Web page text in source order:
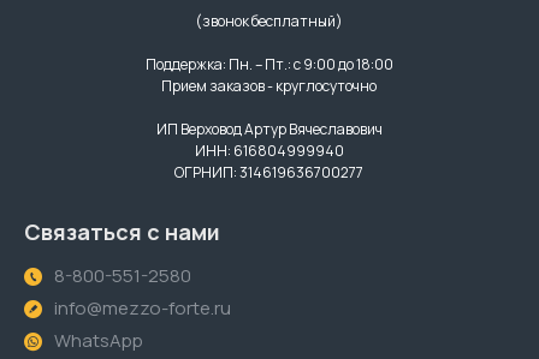
(звонок бесплатный)
Поддержка: Пн. – Пт.: с 9:00 до 18:00
Прием заказов - круглосуточно
ИП Верховод Артур Вячеславович
ИНН: 616804999940
ОГРНИП: 314619636700277
Связаться с нами
8-800-551-2580
info@mezzo-forte.ru
WhatsApp